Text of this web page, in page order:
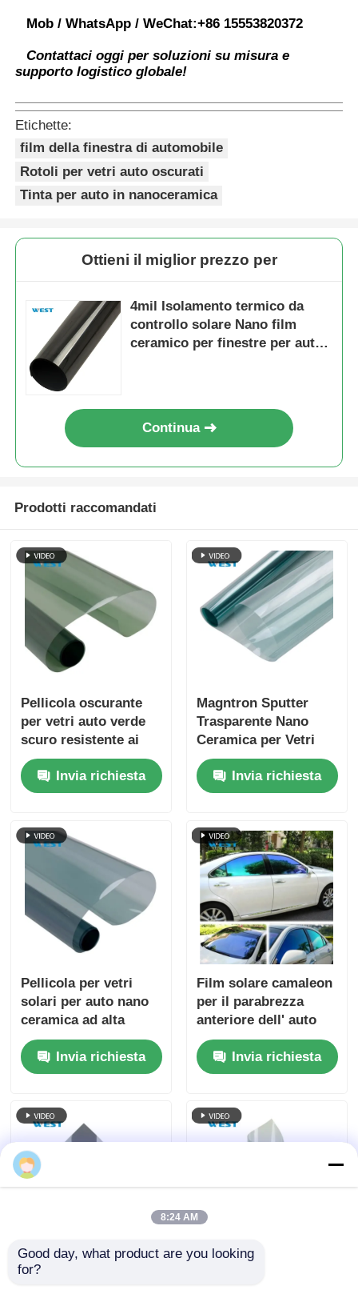
Mob / WhatsApp / WeChat:+86 15553820372
Contattaci oggi per soluzioni su misura e
supporto logistico globale!
Etichette:
film della finestra di automobile
Rotoli per vetri auto oscurati
Tinta per auto in nanoceramica
Ottieni il miglior prezzo per
4mil Isolamento termico da
controllo solare Nano film
ceramico per finestre per auto
Continua
Prodotti raccomandati
Pellicola oscurante
per vetri auto verde
scuro resistente ai
graffi e leggera
Invia richiesta
Magntron Sputter
Trasparente Nano
Ceramica per Vetri
Auto
Invia richiesta
Pellicola per vetri
solari per auto nano
ceramica ad alta
isolamento termico
1.52x30m, controllo
solare, oscurante
laterali e parabrezza
Invia richiesta
Film solare camaleon
per il parabrezza
anteriore dell' auto
per rendere il vetro
luminosoInvia richiesta
Spessore 4 mil Tinta
4 millimetro di
8:24 AM
Good day, what product are you looking
for?